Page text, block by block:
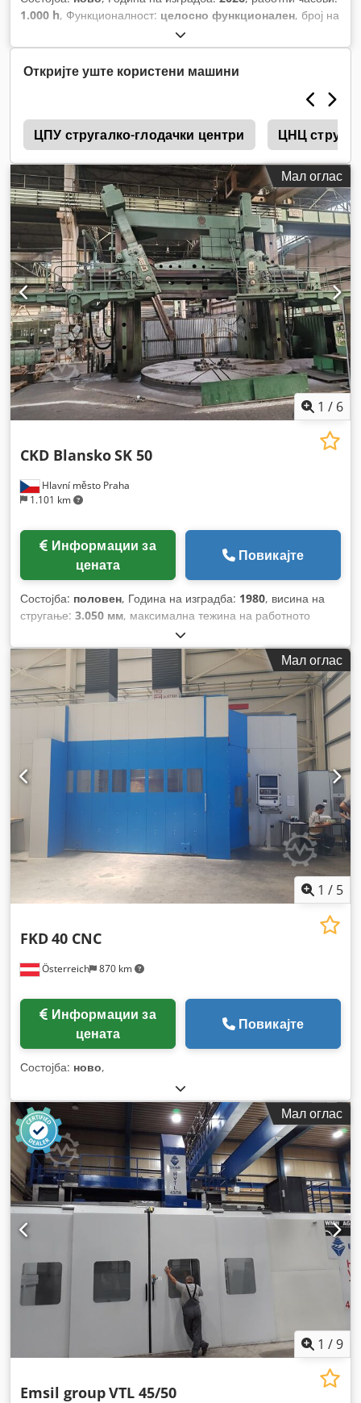
1.000 h, Функционалност: целосно функционален, број на
Откријте уште користени машини
ЦПУ стругалко-глодачки центри ЦНЦ
Мал оглас
1 / 6
Hlavní město Praha
1.101 km
CKD BlanskoSK 50
цената
Повикајте
Состојба: половен, Година на изградба: 1980, висина на
стругање: 3.050 мм, максимална тежина на работното
, пречник на стругање:
Мал оглас
1 / 5
Österreich 870 km
FKD40 CNC
цената
Повикајте
Состојба: ново,
Мал оглас
1 /9
Emsil groupVTL 45/50